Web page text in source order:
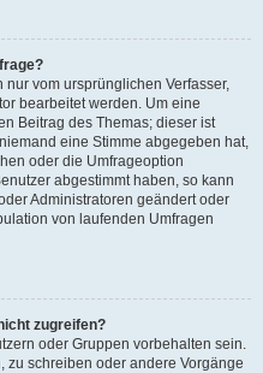
vom ursprünglichen Verfasser,
bearbeitet werden. Um eine
Beitrag des Themas; dieser ist
eine Stimme abgegeben hat,
oder die Umfrageoption
abgestimmt haben, so kann
Administratoren geändert oder
von laufenden Umfragen
zugreifen?
oder Gruppen vorbehalten sein.
zu schreiben oder andere Vorgänge